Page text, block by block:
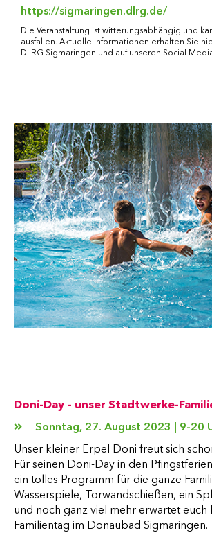
https://sigmaringen.dlrg.de/
Die Veranstaltung ist witterungsabhängig und
ausfallen. Aktuelle Informationen erhalten Sie
DLRG Sigmaringen und auf unseren Social
Doni-Day – unser Stadtwerke-
Sonntag, 27. August 2023 | 9-20
Unser kleiner Erpel Doni freut sich
Für seinen Doni-Day in den
ein tolles Programm für die ganze
Wasserspiele, Torwandschießen, ein
und noch ganz viel mehr erwartet
Familientag im Donaubad Sigmaringen.